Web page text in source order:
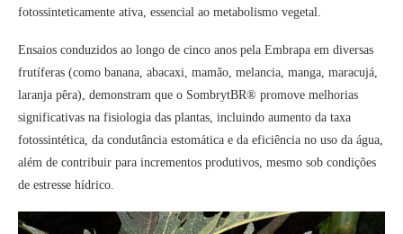
fotossinteticamente ativa, essencial ao metabolismo vegetal.
Ensaios conduzidos ao longo de cinco anos pela Embrapa em diversas
frutíferas (como banana, abacaxi, mamão, melancia, manga, maracujá,
laranja pêra), demonstram que o SombrytBR® promove melhorias
significativas na fisiologia das plantas, incluindo aumento da taxa
fotossintética, da condutância estomática e da eficiência no uso da água,
além de contribuir para incrementos produtivos, mesmo sob condições
de estresse hídrico.